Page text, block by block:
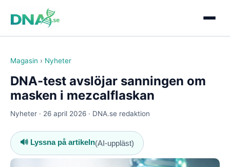
Magasin › Nyheter
DNA-test avslöjar sanningen om
masken i mezcalflaskan
Nyheter · 26 april 2026 · DNA.se redaktion
🔊 Lyssna på artikeln(AI-uppläst)